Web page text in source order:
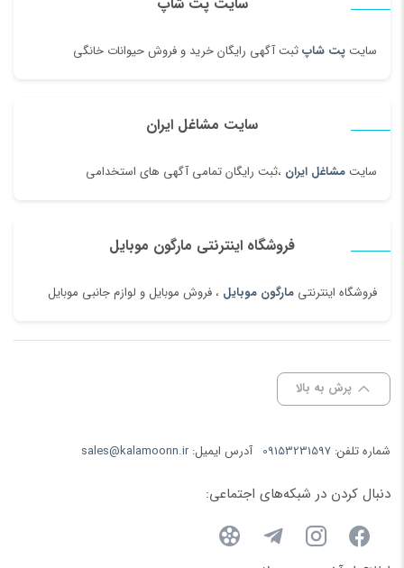
سایت پت شاپثبت آگهی رایگان خرید و فروش حیوانات خانگی
سایت مشاغل ایران
سایت مشاغل ایران ،ثبت رایگان تمامی آگهی های استخدامی
فروشگاه اینترنتی مارگون موبایل
فروشگاه اینترنتی مارگون موبایل ، فروش موبایل و لوازم جانبی موبایل
پرش به بالا
شماره تلفن: 09153231597 آدرس ایمیل:sales@kalamoonn.ir
دنبال کردن در شبکه‌های اجتماعی: